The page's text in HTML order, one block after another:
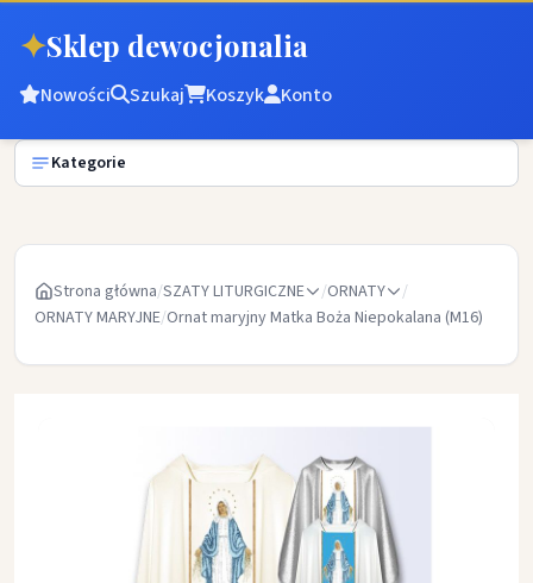
✦Sklep dewocjonalia
Nowości Szukaj Koszyk Konto
Kategorie
Strona główna/SZATY LITURGICZNE /ORNATY
/
ORNATY MARYJNE/Ornat maryjny Matka Boża Niepokalana (M16)